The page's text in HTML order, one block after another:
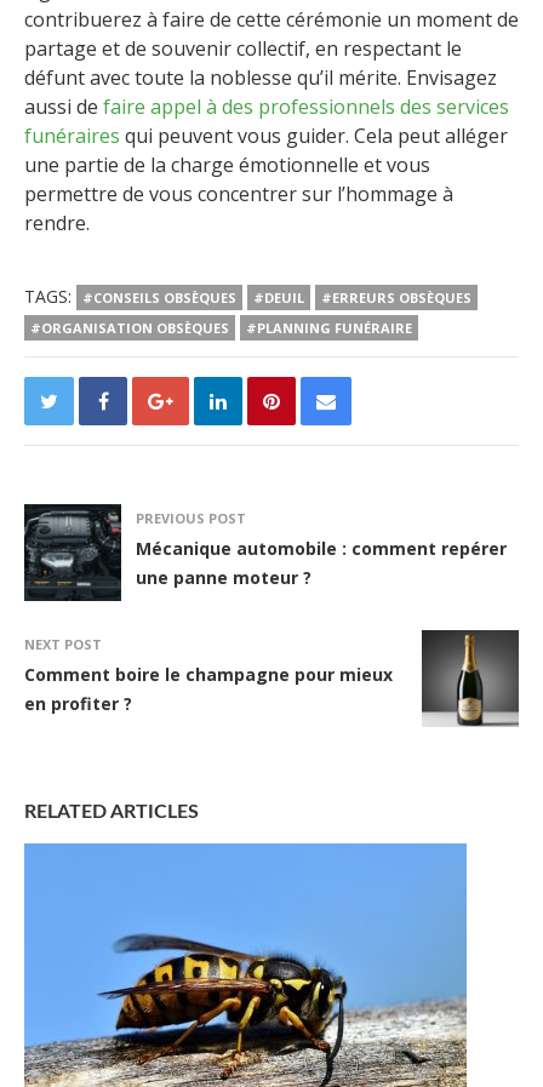
contribuerez à faire de cette cérémonie un moment de
partage et de souvenir collectif, en respectant le
défunt avec toute la noblesse qu’il mérite. Envisagez
aussi de faire appel à des professionnels des services
funéraires qui peuvent vous guider. Cela peut alléger
une partie de la charge émotionnelle et vous
permettre de vous concentrer sur l’hommage à
rendre.
TAGS: #CONSEILS OBSÈQUES #DEUIL
#ERREURS OBSÈQUES
#ORGANISATION OBSÈQUES
#PLANNING FUNÉRAIRE
PREVIOUS POST
Mécanique automobile : comment repérer
une panne moteur ?
NEXT POST
Comment boire le champagne pour mieux
en profiter ?
RELATED ARTICLES